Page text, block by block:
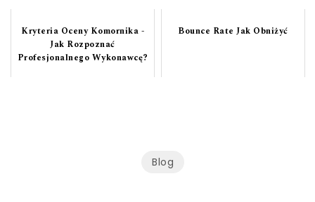
Kryteria Oceny Komornika -
Jak Rozpoznać
Profesjonalnego Wykonawcę?
Bounce Rate Jak Obniżyć
Blog